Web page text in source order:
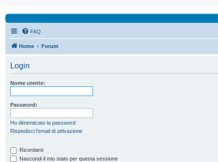
FAQ
Home Forum
Login
Nome utente:
Password:
Ho dimenticato la password
Rispedisci l’email di attivazione
Ricordami
Nascondi il mio stato per questa sessione